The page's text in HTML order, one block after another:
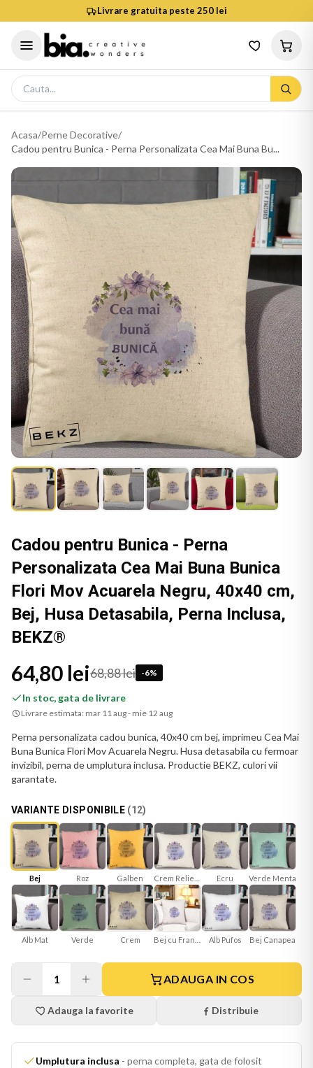
Livrare gratuita peste 250 lei
Acasa/Perne Decorative/
Cadou pentru Bunica - Perna Personalizata Cea Mai Buna Bu...
Cadou pentru Bunica - Perna
Personalizata Cea Mai Buna Bunica
Flori Mov Acuarela Negru, 40x40 cm,
Bej, Husa Detasabila, Perna Inclusa,
BEKZ®
64,80 lei68,88 lei -6%
In stoc, gata de livrare
Livrare estimata: mar 11 aug - mie 12 aug
Perna personalizata cadou bunica, 40x40 cm bej, imprimeu Cea Mai
Buna Bunica Flori Mov Acuarela Negru. Husa detasabila cu fermoar
invizibil, perna de umplutura inclusa. Productie BEKZ, culori vii
garantate.
VARIANTE DISPONIBILE (12)
Bej Roz Galben Ecru Verde Menta
Alb Mat Verde Crem Alb Pufos Bej Canapea
1 ADAUGA IN COS
Adauga la favorite Distribuie
Umplutura inclusa - perna completa, gata de folosit